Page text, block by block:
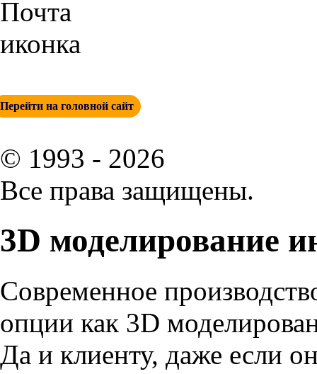
Перейти на головной сайт
© 1993 - 2026
Все права защищены.
3D моделирование
Современное
опции как 3D
Да и клиенту, даже если